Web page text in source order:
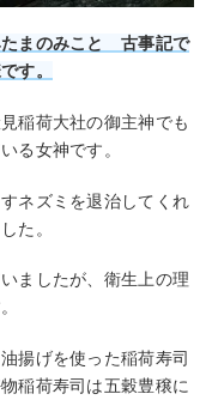
たまのみこと 古事記で
す。
稲荷大社の御主神でも
る女神です。
ネズミを退治してくれ
た。
ましたが、衛生上の理
揚げを使った稲荷寿司
稲荷寿司は五穀豊穣に